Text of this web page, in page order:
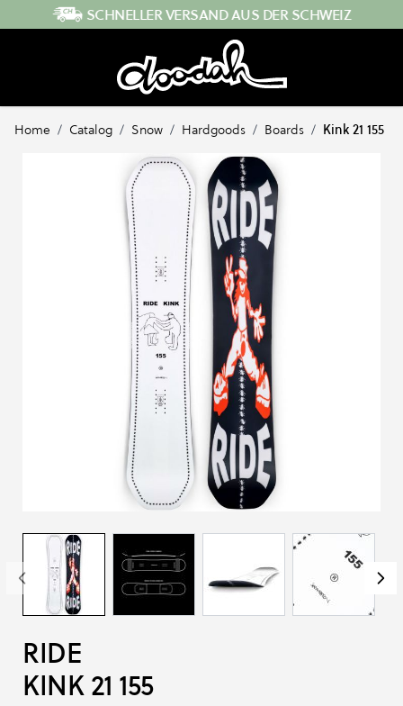
Direkt zum InhaltSCHNELLER VERSAND AUS DER SCHWEIZ
Home / Catalog / Snow / Hardgoods / Boards / Kink 21 155
RIDE
KINK 21 155